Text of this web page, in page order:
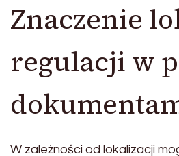
Znaczenie
regulacji w
W zależności od lokalizacji